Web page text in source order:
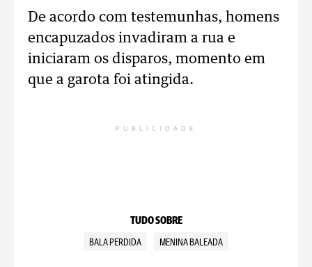
De acordo com testemunhas, homens
encapuzados invadiram a rua e
iniciaram os disparos, momento em
que a garota foi atingida.
PUBLICIDADE
TUDO SOBRE
BALA PERDIDA MENINA BALEADA